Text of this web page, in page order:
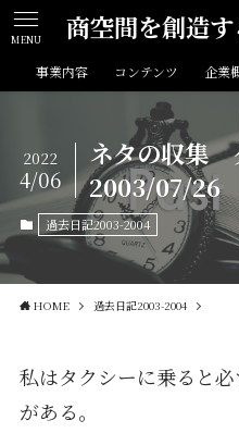
商空間を創造
MENU
事業内容 コンテンツ 企業
ネタの収集
2003/07/26
2022
4/06
過去日記2003-2004
HOME 過去日記2003-2004
私はタクシーに乗ると
がある。